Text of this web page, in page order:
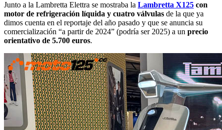
Junto a la Lambretta Elettra se mostraba la Lambretta X125 con
motor de refrigeración líquida y cuatro válvulas de la que ya
dimos cuenta en el reportaje del año pasado y que se anuncia su
comercialización “a partir de 2024” (podría ser 2025) a un precio
orientativo de 5.700 euros.